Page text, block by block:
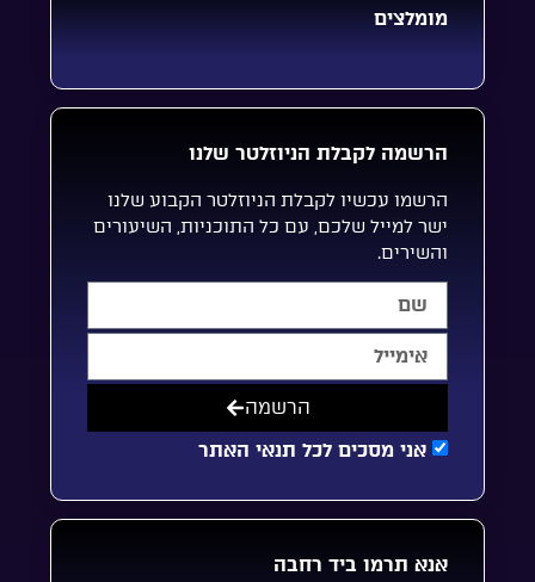
מומלצים
הרשמה לקבלת הניוזלטר שלנו
הרשמו עכשיו לקבלת הניוזלטר הקבוע שלנו
ישר למייל שלכם, עם כל התוכניות, השיעורים
והשירים.
אני מסכים לכל תנאי האתר
הרשמה
אנא תרמו ביד רחבה